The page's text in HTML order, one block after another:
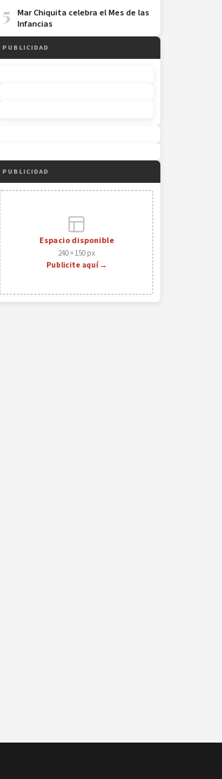
5
Mar Chiquita celebra el Mes de las
Infancias
PUBLICIDAD
PUBLICIDAD
Espacio disponible
240 × 150 px
Publicite aquí →